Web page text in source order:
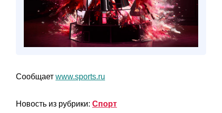
Сообщает www.sports.ru
Новость из рубрики: Спорт